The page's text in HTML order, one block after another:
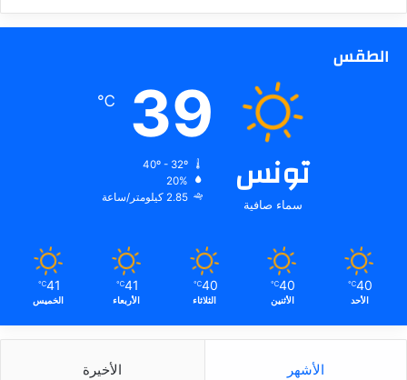
الطقس
تونس
سماء صافية
39
℃
20%
2.85 كيلومتر/ساعة
40
℃
الأحد
40
℃
الأثنين
40
℃
الثلاثاء
41
℃
الأربعاء
41
℃
الخميس
الأشهر الأخيرة